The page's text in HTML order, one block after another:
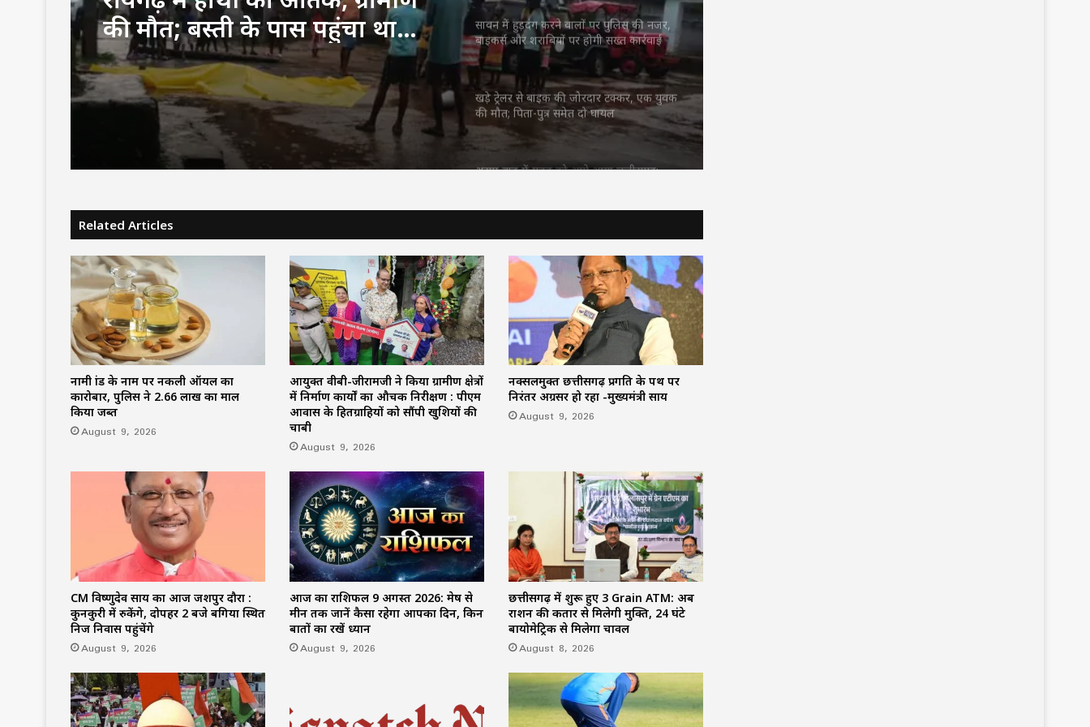
की मौत; बस्ती के पास पहुंचा था
जंगली हाथी
सावन में हुड़दंग करने वालों पर पुलिस की नजर,
बाइकर्स और शराबियों पर होगी सख्त कार्रवाई
खड़े ट्रेलर से बाइक की जोरदार टक्कर, एक युवक
की मौत; पिता-पुत्र समेत दो घायल
असम बाढ़ में मदद को आगे आया छत्तीसगढ़:
सूरजपुर में शराब पीकर गाड़ी चलाने वालों पर
पुलिस की कार्रवाई, एल्कोमीटर जांच में 3 चालक
पकड़े गए
रायगढ़ में हाथी का आतंक, ग्रामीण की मौत;
बस्ती के पास पहुंचा था जंगली हाथी
सावन में हुड़दंग करने वालों पर पुलिस की नजर,
बाइकर्स और शराबियों पर होगी सख्त कार्रवाई
की मौत; पिता-पुत्र समेत दो घायल
Related Articles
नामी ब्रांड के नाम पर नकली ऑयल का
कारोबार, पुलिस ने 2.66 लाख का माल
किया जब्त
August 9, 2026
आयुक्त वीबी-जीरामजी ने किया ग्रामीण क्षेत्रों
में निर्माण कार्यों का औचक निरीक्षण : पीएम
आवास के हितग्राहियों को सौंपी खुशियों की
चाबी
August 9, 2026
नक्सलमुक्त छत्तीसगढ़ प्रगति के पथ पर
निरंतर अग्रसर हो रहा -मुख्यमंत्री साय
August 9, 2026
CM विष्णुदेव साय का आज जशपुर दौरा :
कुनकुरी में रुकेंगे, दोपहर 2 बजे बगिया स्थित
निज निवास पहुंचेंगे
August 9, 2026
आज का राशिफल 9 अगस्त 2026: मेष से
मीन तक जानें कैसा रहेगा आपका दिन, किन
बातों का रखें ध्यान
August 9, 2026
छत्तीसगढ़ में शुरू हुए 3 Grain ATM: अब
राशन की कतार से मिलेगी मुक्ति, 24 घंटे
बायोमेट्रिक से मिलेगा चावल
August 8, 2026